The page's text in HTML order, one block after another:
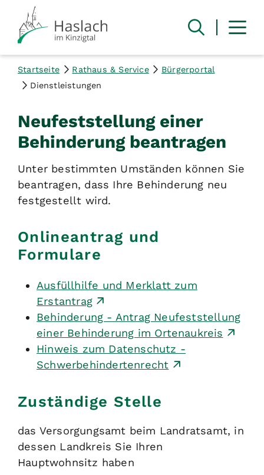
Startseite Rathaus & Service
Bürgerportal
Dienstleistungen
Neufeststellung einer
Behinderung beantragen
Unter bestimmten Umständen können Sie
beantragen, dass Ihre Behinderung neu
festgestellt wird.
Onlineantrag und
Formulare
Ausfüllhilfe und Merklatt zum
Erstantrag
Behinderung - Antrag Neufeststellung
einer Behinderung im Ortenaukreis
Hinweis zum Datenschutz -
Schwerbehindertenrecht
Zuständige Stelle
das Versorgungsamt beim Landratsamt, in
dessen Landkreis Sie Ihren
Hauptwohnsitz haben